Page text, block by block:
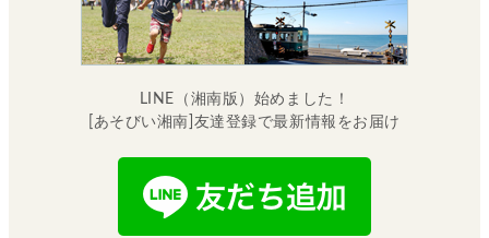
LINE（湘南版）始めました！
[あそびい湘南]友達登録で最新情報をお届け